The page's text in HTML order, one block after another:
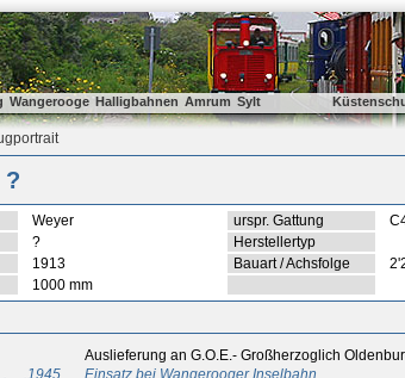
Wangerooge Halligbahnen Amrum Sylt
?
Weyer urspr. Gattung
?
Herstellertyp
1913 Bauart / Achsfolge
1000 mm
Auslieferung an G.O.E.- Großherzoglich
Einsatz bei Wangerooger Inselbahn